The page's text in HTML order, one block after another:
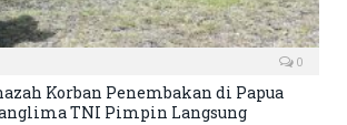
0
Korban Penembakan di Papua
TNI Pimpin Langsung